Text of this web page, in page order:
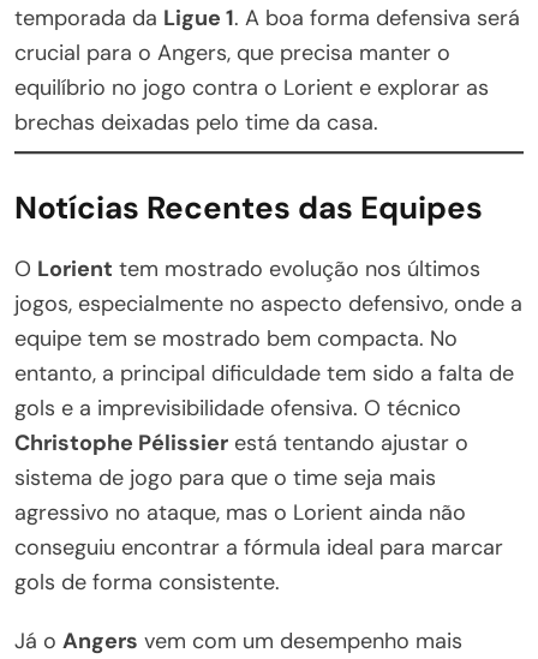
temporada da Ligue 1. A boa forma defensiva será
crucial para o Angers, que precisa manter o
equilíbrio no jogo contra o Lorient e explorar as
brechas deixadas pelo time da casa.
Notícias Recentes das Equipes
O Lorient tem mostrado evolução nos últimos
jogos, especialmente no aspecto defensivo, onde a
equipe tem se mostrado bem compacta. No
entanto, a principal dificuldade tem sido a falta de
gols e a imprevisibilidade ofensiva. O técnico
Christophe Pélissier está tentando ajustar o
sistema de jogo para que o time seja mais
agressivo no ataque, mas o Lorient ainda não
conseguiu encontrar a fórmula ideal para marcar
gols de forma consistente.
Já o Angers vem com um desempenho mais